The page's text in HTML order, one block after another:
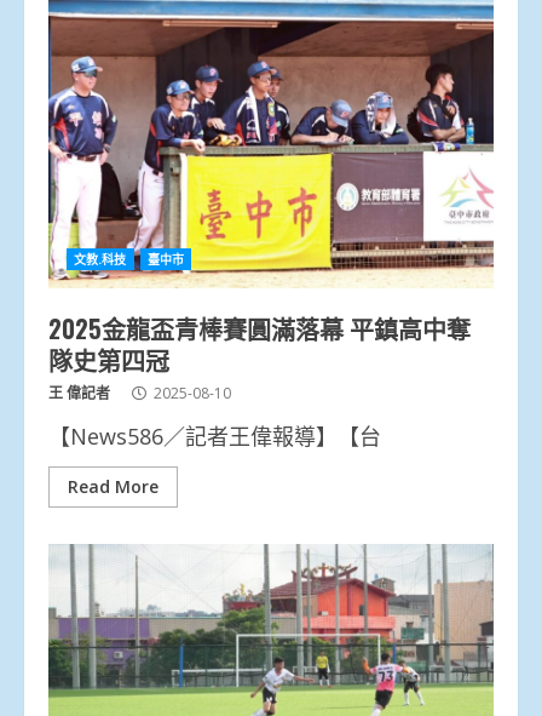
文教.科技 臺中市
2025金龍盃青棒賽圓滿落幕 平鎮高中奪
隊史第四冠
王 偉記者 2025-08-10
【News586／記者王偉報導】【台
Read More